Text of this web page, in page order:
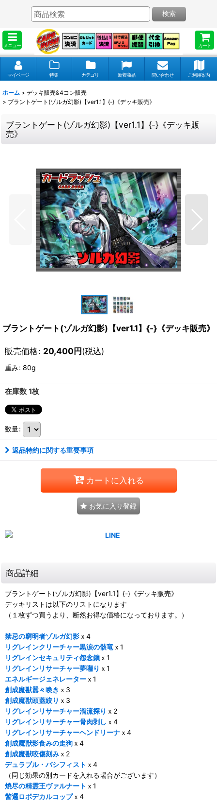
メニュー カート
検索
マイページ 特集 カテゴリ 新着商品 問い合わせ ご利用案内
ホーム > デッキ販売&4コン販売
> ブラントゲート(ゾルガ幻影)【ver1.1】{-}《デッキ販売》
ブラントゲート(ゾルガ幻影)【ver1.1】{-}《デッキ販
売》
ブラントゲート(ゾルガ幻影)【ver1.1】{-}《デッキ販売》
販売価格: 20,400円(税込)
重み: 80g
在庫数 1枚
数量:
返品特約に関する重要事項
カートに入れる
お気に入り登録
商品詳細
ブラントゲート(ゾルガ幻影)【ver1.1】{-}《デッキ販売》
デッキリストは以下のリストになります
（１枚ずつ買うより、断然お得な価格になっております。）
禁忌の窮明者ゾルガ幻影 ｘ4
リグレインクリーチャー黒涙の骸竜 ｘ1
リグレインセキュリティ怨念鎖 ｘ1
リグレインリサーチャー夢囓り ｘ1
エネルギージェネレーター ｘ1
創成魔獣囂々喚き ｘ3
創成魔獣頭蓋絞り ｘ3
リグレインリサーチャー渦流探り ｘ2
リグレインリサーチャー骨肉剥し ｘ4
リグレインリサーチャーヘンドリーナ ｘ4
創成魔獣影食みの走狗 ｘ4
創成魔獣咬傷刻み ｘ2
デュラブル・パシフィスト ｘ4
（同じ効果の別カードを入れる場合がございます）
焼尽の精霊王ヴァルナート ｘ1
警邏ロボデカルコップｘ4